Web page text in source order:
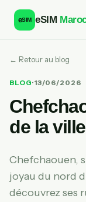
eSIM eSIM
← Retour au blog
BLOG·13/06/2026
de la
Chefchaouen,
joyau du nord
découvrez ses